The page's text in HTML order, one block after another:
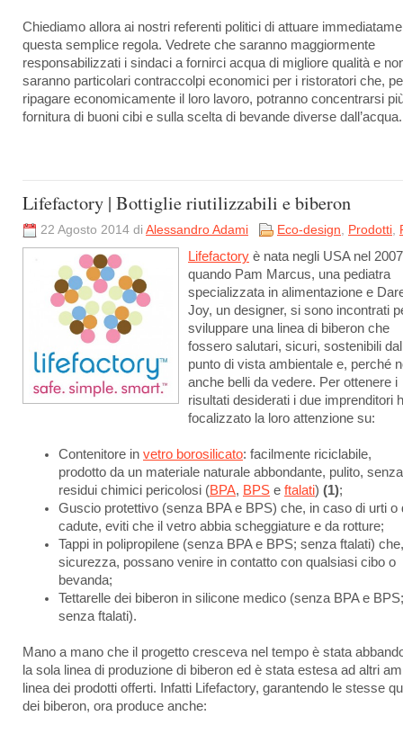
Chiediamo allora ai nostri referenti politici di attuare
questa semplice regola. Vedrete che saranno maggiormente
responsabilizzati i sindaci a fornirci acqua di migliore qualità e
saranno particolari contraccolpi economici per i ristoratori che,
ripagare economicamente il loro lavoro, potranno concentrarsi
fornitura di buoni cibi e sulla scelta di bevande diverse dall’acqua.
Lifefactory | Bottiglie riutilizzabili e biberon
22 Agosto 2014 di Alessandro Adami Eco-design, Prodotti,
Lifefactory è nata negli USA nel 2007
quando Pam Marcus, una pediatra
specializzata in alimentazione e
Joy, un designer, si sono incontrati
sviluppare una linea di biberon che
fossero salutari, sicuri, sostenibili dal
punto di vista ambientale e, perché
anche belli da vedere. Per ottenere i
risultati desiderati i due imprenditori
focalizzato la loro attenzione su:
Contenitore in vetro borosilicato: facilmente riciclabile,
prodotto da un materiale naturale abbondante, pulito, senza
residui chimici pericolosi (BPA, BPS e ftalati) (1);
Guscio protettivo (senza BPA e BPS) che, in caso di urti o
cadute, eviti che il vetro abbia scheggiature e da rotture;
Tappi in polipropilene (senza BPA e BPS; senza ftalati)
sicurezza, possano venire in contatto con qualsiasi cibo o
bevanda;
Tettarelle dei biberon in silicone medico (senza BPA e BPS;
senza ftalati).
Mano a mano che il progetto cresceva nel tempo è stata
la sola linea di produzione di biberon ed è stata estesa ad altri
linea dei prodotti offerti. Infatti Lifefactory, garantendo le stesse
dei biberon, ora produce anche: